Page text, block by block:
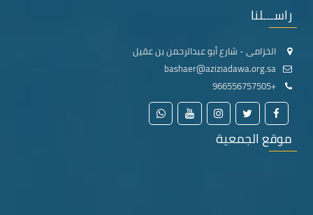
راســـلنا
الخزامى - شارع أبو عبدالرحمن بن عقيل
+966556757505
موقع الجمعية